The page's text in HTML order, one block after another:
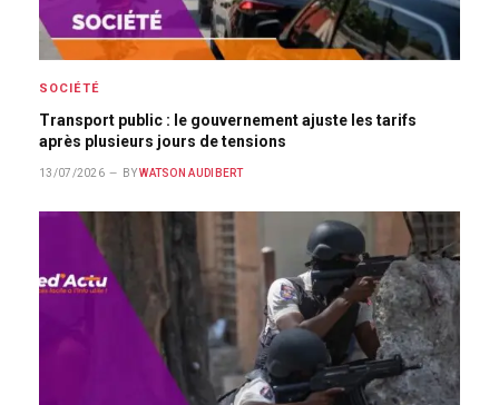
SOCIÉTÉ
Transport public : le gouvernement ajuste les tarifs
après plusieurs jours de tensions
13/07/2026 BY WATSON AUDIBERT